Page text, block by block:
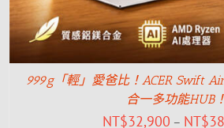
999g「輕」愛爸比！ACER Swift
合一多功能HUB！
NT$32,900 – NT$